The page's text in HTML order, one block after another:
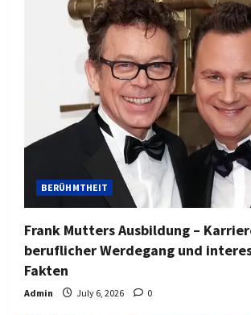
BERÜHMTHEIT
Frank Mutters Ausbildung –
beruflicher Werdegang und
Fakten
Admin July 6, 2026 0